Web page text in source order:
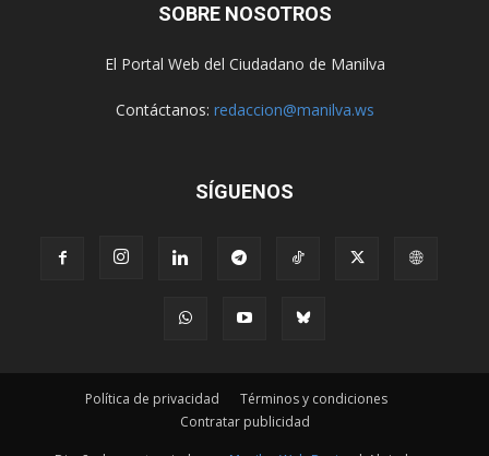
SOBRE NOSOTROS
El Portal Web del Ciudadano de Manilva
Contáctanos: redaccion@manilva.ws
SÍGUENOS
Política de privacidad
Términos y condiciones
Contratar publicidad